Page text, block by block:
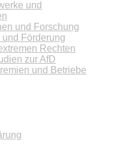
und
und Forschung
Förderung
Rechten
zur AfD
und Betriebe